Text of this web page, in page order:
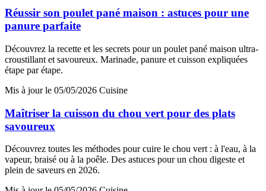
Réussir son poulet pané maison : astuces pour une
panure parfaite
Découvrez la recette et les secrets pour un poulet pané maison ultra-
croustillant et savoureux. Marinade, panure et cuisson expliquées
étape par étape.
Mis à jour le 05/05/2026 Cuisine
Maîtriser la cuisson du chou vert pour des plats
savoureux
Découvrez toutes les méthodes pour cuire le chou vert : à l'eau, à la
vapeur, braisé ou à la poêle. Des astuces pour un chou digeste et
plein de saveurs en 2026.